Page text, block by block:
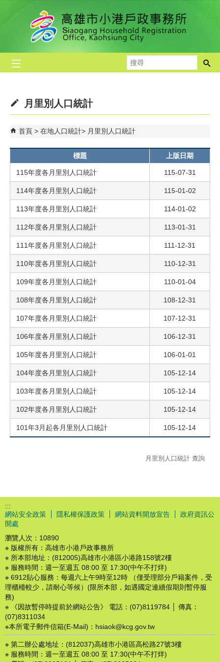
跳到主要內容區塊
尋
月里別人口統計
首頁 在地人口統計 月里別人口統計
標題 上版日期
115年度各月里別人口統計 115-07-31
114年度各月里別人口統計 115-01-02
113年度各月里別人口統計 114-01-02
112年度各月里別人口統計 113-01-31
111年度各月里別人口統計 111-12-31
110年度各月里別人口統計 110-12-31
109年度各月里別人口統計 110-01-04
108年度各月里別人口統計 108-12-31
107年度各月里別人口統計 107-12-31
106年度各月里別人口統計 106-12-31
105年度各月里別人口統計 106-01-01
104年度各月里別人口統計 105-12-14
103年度各月里別人口統計 105-12-14
102年度各月里別人口統計 105-12-14
101年3月起各月里別人口統計 105-12-14
月里別人口統計 查詢
:::
網站安全政策
隱私權保護政策 網站資料開放宣告
政府資訊公
開處
瀏覽人次： 10890
※ 版權所有：高雄市小港戶政事務所
※ 所本部地址：(812005)高雄市小港區小港路158號2樓
※ 服務時間：週一至週五 08:00 至 17:30(中午不打烊)
※ 6912貼心服務：每週六上午9時至12時 （僅受理部分戶籍案件，受
理櫃檯較少，請耐心等候）(限所本部，如遇國定連續假期則暫停服
務)
※ 《因故暫停時提前於網站公告》 電話：(07)8119784 │ 傳真：
(07)8311034
※本所電子郵件信箱(E-Mail)：hsiaok@kcg.gov.tw
※ 第二辦公處地址：(812037)高雄市小港區高松路27號3樓
※ 服務時間：週一至週五 08:00 至 17:30(中午不打烊)